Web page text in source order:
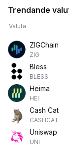
Trendande
Valuta
ZIGChain
ZIG
Bless
BLESS
Heima
HEI
Cash Cat
CASHCAT
Uniswap
UNI